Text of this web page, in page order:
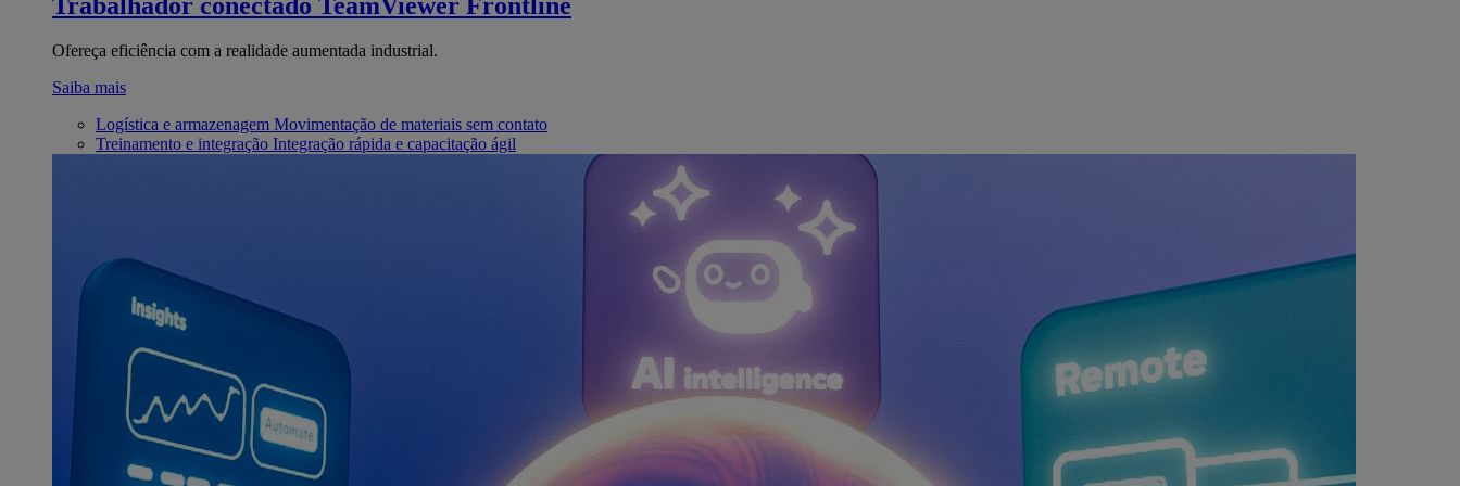
Ofereça eficiência com a realidade aumentada industrial.
Saiba mais
Logística e armazenagem Movimentação de materiais sem contato
Treinamento e integração Integração rápida e capacitação ágil